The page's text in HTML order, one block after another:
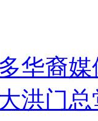
华裔
洪门